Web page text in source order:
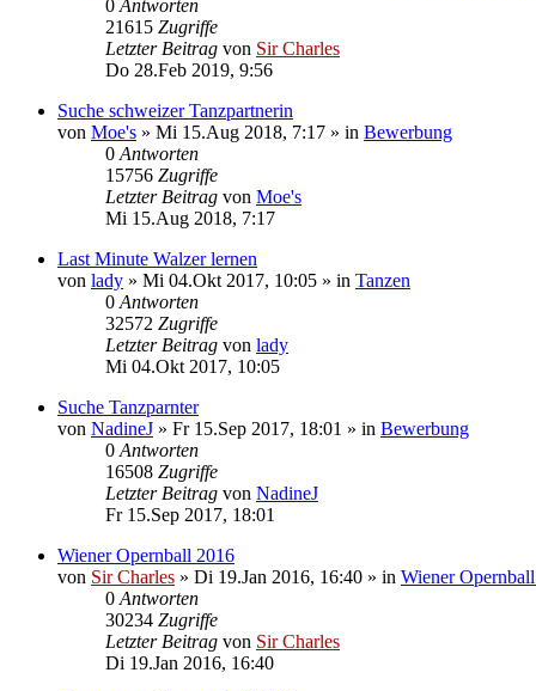
0 Antworten
21615 Zugriffe
Letzter Beitrag von Sir Charles
Do 28.Feb 2019, 9:56
Suche schweizer Tanzpartnerin
von Moe's » Mi 15.Aug 2018, 7:17 » in Bewerbung
0 Antworten
15756 Zugriffe
Letzter Beitrag von Moe's
Mi 15.Aug 2018, 7:17
Last Minute Walzer lernen
von lady » Mi 04.Okt 2017, 10:05 » in Tanzen
0 Antworten
32572 Zugriffe
Letzter Beitrag von lady
Mi 04.Okt 2017, 10:05
Suche Tanzparnter
von NadineJ » Fr 15.Sep 2017, 18:01 » in Bewerbung
0 Antworten
16508 Zugriffe
Letzter Beitrag von NadineJ
Fr 15.Sep 2017, 18:01
Wiener Opernball 2016
von Sir Charles » Di 19.Jan 2016, 16:40 » in Wiener
0 Antworten
30234 Zugriffe
Letzter Beitrag von Sir Charles
Di 19.Jan 2016, 16:40